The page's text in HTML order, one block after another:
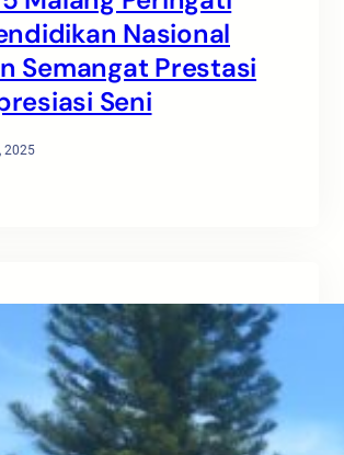
Nasional
Semangat Prestasi
Seni
2025